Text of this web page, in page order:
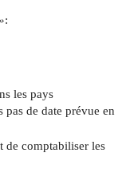
:
les pays
pas de date prévue en
de comptabiliser les